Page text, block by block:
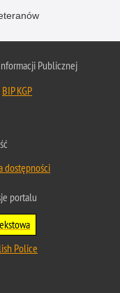
Publicznej
BIP KGP
dostępności
portalu
Police